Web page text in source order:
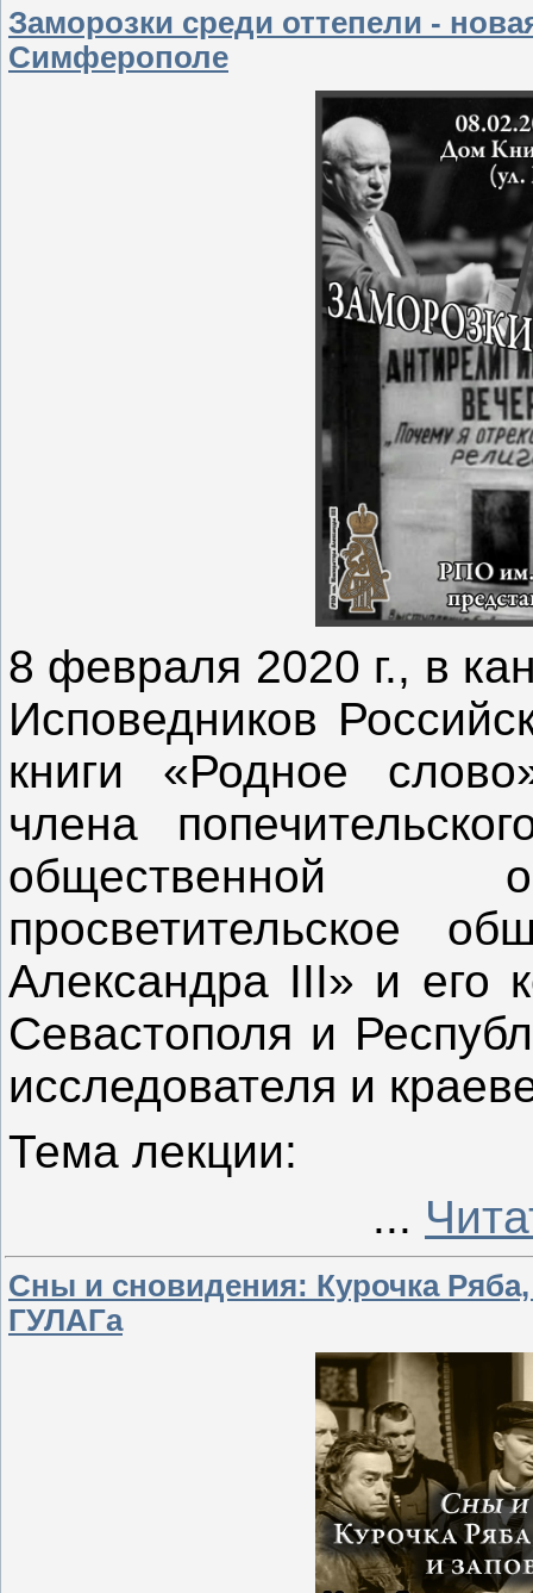
Заморозки среди оттепели -
Симферополе
8 февраля 2020 г., в
Исповедников
книги «Родное
члена
общественной
просветительское
Александра III» и его
Севастополя и
исследователя и
Тема лекции:
...
Сны и сновидения: Курочка
ГУЛАГа